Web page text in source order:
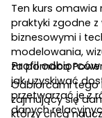
Ten kurs omawia
praktyki zgodne
biznesowymi i
modelowania,
za pomocą
jak uzyskiwać
przetwarzać je z
danych
Profil odbiorców
Odbiorcami tego
zajmujący się
którzy chcą